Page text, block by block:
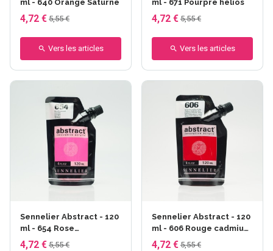
ml - 640 Orange Saturne
4,72 € 5,55 €
Vers les articles
ml - 671 Pourpre hélios
4,72 € 5,55 €
Vers les articles
Sennelier Abstract - 120
ml - 654 Rose
Fluorescent
4,72 € 5,55 €
Sennelier Abstract - 120
ml - 606 Rouge cadmium
foncé
4,72 € 5,55 €